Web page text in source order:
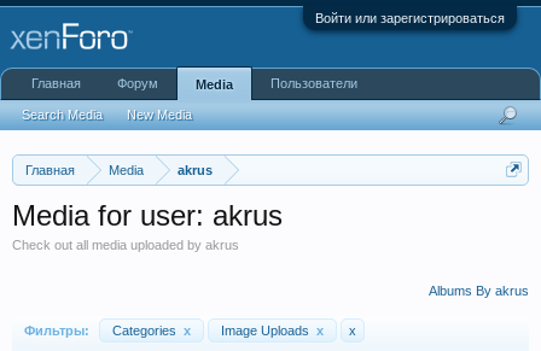
Войти или зарегистрироваться
Главная Media akrus
Media for user: akrus
Check out all media uploaded by akrus
Albums By akrus
Фильтры: Categories x Image Uploads x
x
Главная Форум Media
Search Media New Media
Пользователи